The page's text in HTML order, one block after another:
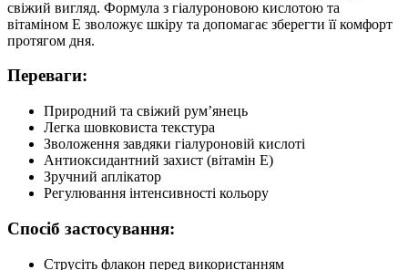
свіжий вигляд. Формула з гіалуроновою кислотою та
вітаміном Е зволожує шкіру та допомагає зберегти її комфорт
протягом дня.
Переваги:
Природний та свіжий рум’янець
Легка шовковиста текстура
Зволоження завдяки гіалуроновій кислоті
Антиоксидантний захист (вітамін Е)
Зручний аплікатор
Регулювання інтенсивності кольору
Спосіб застосування:
Струсіть флакон перед використанням